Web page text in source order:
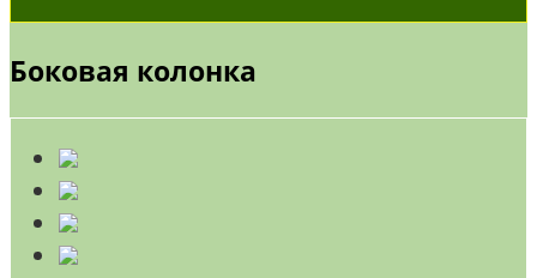
Боковая колонка